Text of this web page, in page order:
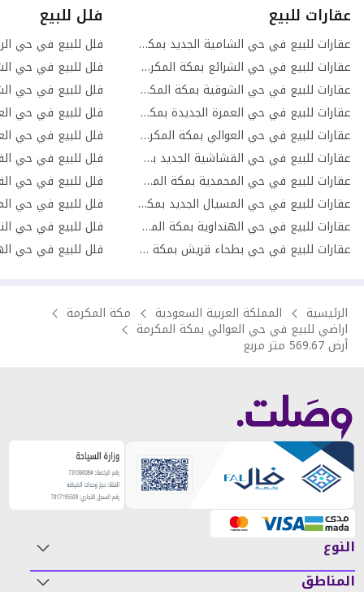
عقارات للبيع
عقارات للبيع في حي الشامية الجديد بمكة المكرمة
عقارات للبيع في حي الشرائع بمكة المكرمة
عقارات للبيع في حي الشوقية بمكة المكرمة
عقارات للبيع في حي العمرة الجديدة بمكة المكرمة
عقارات للبيع في حي العوالي بمكة المكرمة
عقارات للبيع في حي القشاشية الجديد بمكة المكرمة
عقارات للبيع في حي المحمدية بمكة المكرمة
عقارات للبيع في حي المسيال الجديد بمكة المكرمة
عقارات للبيع في حي الهنداوية بمكة المكرمة
عقارات للبيع في حي بطحاء قريش بمكة المكرمة
فلل للبيع
فلل للبيع في حي
فلل للبيع في حي
فلل للبيع في حي
فلل للبيع في حي
فلل للبيع في حي
الرئيسية المملكة العربية السعودية مكة المكرمة
اراضي للبيع في حي العوالي بمكة المكرمة
أرض 569.67 متر مربع
النوع
المناطق